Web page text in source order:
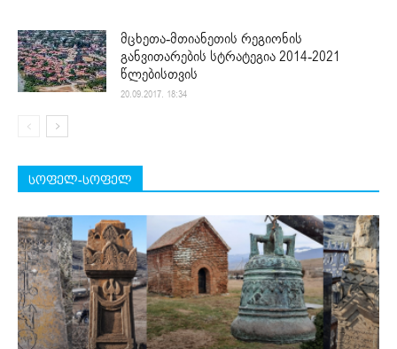
მცხეთა-მთიანეთის რეგიონის
განვითარების სტრატეგია 2014-2021
წლებისთვის
20.09.2017. 18:34
სოფელ-სოფელ